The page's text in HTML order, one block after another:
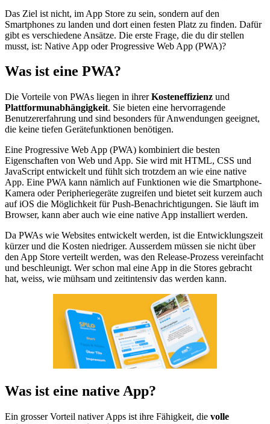
Das Ziel ist nicht, im App Store zu sein, sondern auf den
Smartphones zu landen und dort einen festen Platz zu finden. Dafür
gibt es verschiedene Ansätze. Die erste Frage, die du dir stellen
musst, ist: Native App oder Progressive Web App (PWA)?
Was ist eine PWA?
Die Vorteile von PWAs liegen in ihrerKosteneffizienz und
Plattformunabhängigkeit. Sie bieten eine hervorragende
Benutzererfahrung und sind besonders für Anwendungen geeignet,
die keine tiefen Gerätefunktionen benötigen.
Eine Progressive Web App (PWA) kombiniert die besten
Eigenschaften von Web und App. Sie wird mit HTML, CSS und
JavaScript entwickelt und fühlt sich trotzdem an wie eine native
App. Eine PWA kann nämlich auf Funktionen wie die Smartphone-
Kamera oder Peripheriegeräte zugreifen und bietet seit kurzem auch
auf iOS die Möglichkeit für Push-Benachrichtigungen. Sie läuft im
Browser, kann aber auch wie eine native App installiert werden.
Da PWAs wie Websites entwickelt werden, ist die Entwicklungszeit
kürzer und die Kosten niedriger. Ausserdem müssen sie nicht über
den App Store verteilt werden, was den Release-Prozess vereinfacht
und beschleunigt. Wer schon mal eine App in die Stores gebracht
hat, weiss, wie mühsam und zeitintensiv das werden kann.
Was ist eine native App?
Ein grosser Vorteil nativer Apps ist ihre Fähigkeit, die volle